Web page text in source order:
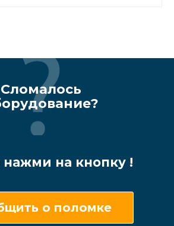
Сломалось
нажми на кнопку !
о поломке